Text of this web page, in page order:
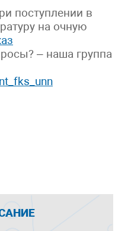
поступлении в
на очную
– наша группа